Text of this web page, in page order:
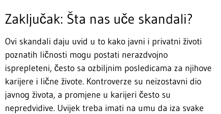
Zaključak: Šta nas uče skandali?
Ovi skandali daju uvid u to kako javni i privatni životi
poznatih ličnosti mogu postati nerazdvojno
isprepleteni, često sa ozbiljnim posledicama za njihove
karijere i lične živote. Kontroverze su neizostavni dio
javnog života, a promjene u karijeri često su
nepredvidive. Uvijek treba imati na umu da iza svake